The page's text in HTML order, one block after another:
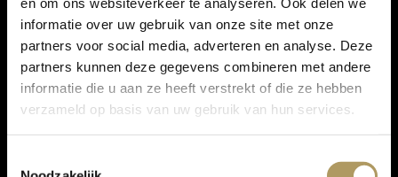
informatie over uw gebruik van onze site met onze
partners voor social media, adverteren en analyse. Deze
partners kunnen deze gegevens combineren met andere
informatie die u aan ze heeft verstrekt of die ze hebben
verzameld op basis van uw gebruik van hun services.